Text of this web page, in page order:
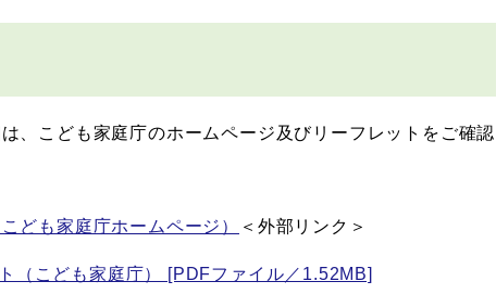
、こども家庭庁のホームページ及びリーフレットをご確認
ども家庭庁ホームページ） ＜外部リンク＞
（こども家庭庁） [PDFファイル／1.52MB]